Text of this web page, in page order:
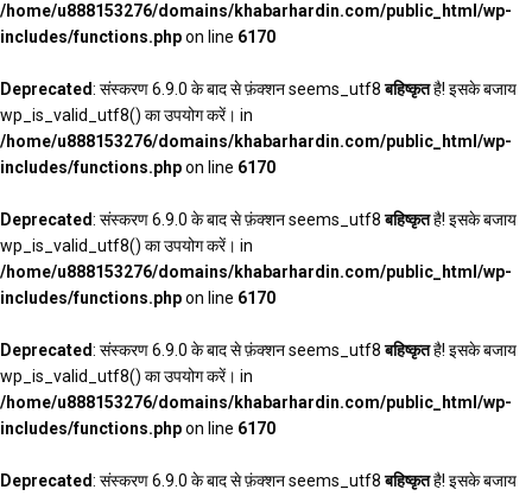
/home/u888153276/domains/khabarhardin.com/public_html/wp-
includes/functions.phpon line 6170
Deprecated: संस्करण 6.9.0 के बाद से फ़ंक्शन seems_utf8बहिष्कृतहै! इसके बजाय
wp_is_valid_utf8() का उपयोग करें। in
/home/u888153276/domains/khabarhardin.com/public_html/wp-
includes/functions.phpon line 6170
Deprecated: संस्करण 6.9.0 के बाद से फ़ंक्शन seems_utf8बहिष्कृतहै! इसके बजाय
wp_is_valid_utf8() का उपयोग करें। in
/home/u888153276/domains/khabarhardin.com/public_html/wp-
includes/functions.phpon line 6170
Deprecated: संस्करण 6.9.0 के बाद से फ़ंक्शन seems_utf8बहिष्कृतहै! इसके बजाय
wp_is_valid_utf8() का उपयोग करें। in
/home/u888153276/domains/khabarhardin.com/public_html/wp-
includes/functions.phpon line 6170
Deprecated: संस्करण 6.9.0 के बाद से फ़ंक्शन seems_utf8बहिष्कृतहै! इसके बजाय